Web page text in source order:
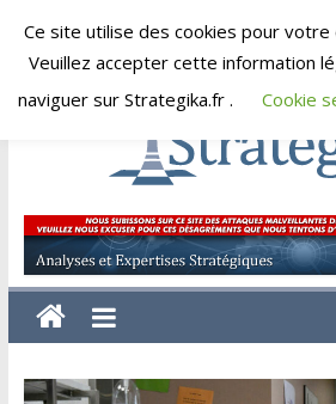
Skip
vendredi, août 7,
Strategika
Expertise
et
Analyses
Ce site utilise des cookies pour
Veuillez accepter cette information
naviguer sur Strategika.fr .
Cookie